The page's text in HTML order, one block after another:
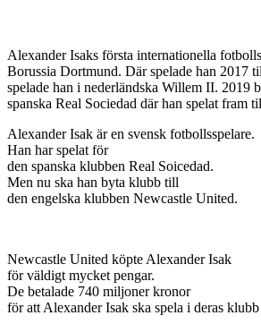
Alexander Isaks första internationella
Borussia Dortmund. Där spelade han 2017
spelade han i nederländska Willem II. 2019
spanska Real Sociedad där han spelat fram
Alexander Isak är en svensk fotbollsspelare.
Han har spelat för
den spanska klubben Real Soicedad.
Men nu ska han byta klubb till
den engelska klubben Newcastle United.
Newcastle United köpte Alexander Isak
för väldigt mycket pengar.
De betalade 740 miljoner kronor
för att Alexander Isak ska spela i deras